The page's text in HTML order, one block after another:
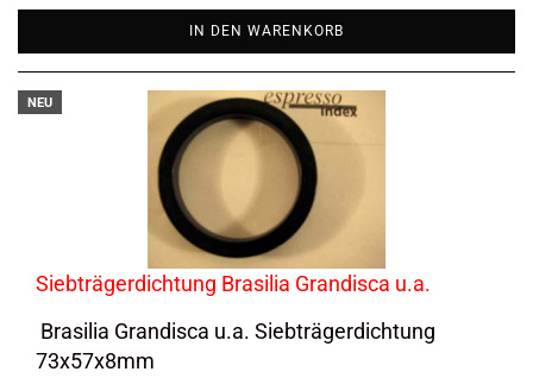
IN DEN WARENKORB
NEU
Siebträgerdichtung Brasilia Grandisca u.a.
Brasilia Grandisca u.a. Siebträgerdichtung
73x57x8mm